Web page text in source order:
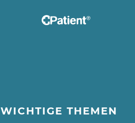
WICHTIGE THEMEN